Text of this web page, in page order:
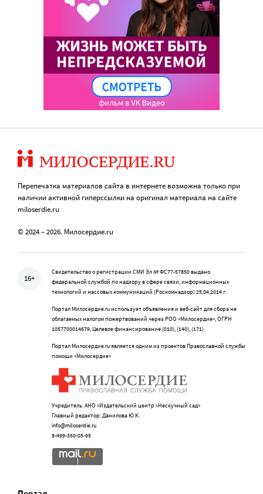
Перепечатка материалов сайта в интернете возможна только при
наличии активной гиперссылки на оригинал материала на сайте
miloserdie.ru
© 2024 – 2026. Милосердие.ru
16+
Свидетельство о регистрации СМИ Эл № ФС77-57850 выдано
федеральной службой по надзору в сфере связи, информационных
технологий и массовых коммуникаций (Роскомнадзор) 25.04.2014 г.
Портал Милосердие.ru использует объявления и веб-сайт для сбора не
облагаемых налогом пожертвований через РОО «Милосердие», ОГРН
1057700014679, Целевое финансирование (010), (140), (171)
Портал Милосердие.ru является одним из проектов Православной службы
помощи «Милосердие»
Учредитель: АНО «Издательский центр «Нескучный сад»
Главный редактор: Данилова Ю.К.
info@miloserdie.ru
8-499-350-05-95